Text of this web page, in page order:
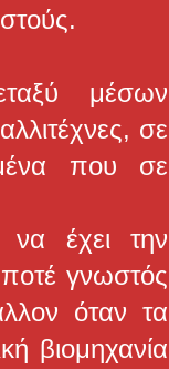
μέσων
σε
που σε
να έχει την
γνωστός
όταν τα
βιομηχανία